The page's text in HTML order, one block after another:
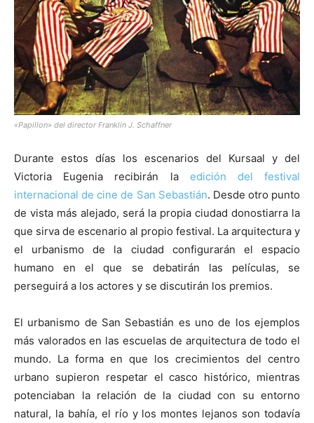
«Papillon» del director Franklin J. Schaffner
Durante estos días los escenarios del Kursaal y del
Victoria Eugenia recibirán la edición del festival
internacional de cine de San Sebastián. Desde otro punto
de vista más alejado, será la propia ciudad donostiarra la
que sirva de escenario al propio festival. La arquitectura y
el urbanismo de la ciudad configurarán el espacio
humano en el que se debatirán las películas, se
perseguirá a los actores y se discutirán los premios.
El urbanismo de San Sebastián es uno de los ejemplos
más valorados en las escuelas de arquitectura de todo el
mundo. La forma en que los crecimientos del centro
urbano supieron respetar el casco histórico, mientras
potenciaban la relación de la ciudad con su entorno
natural, la bahía, el río y los montes lejanos son todavía